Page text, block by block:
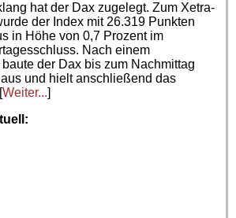
hat der Dax zugelegt. Zum Xetra-
der Index mit 26.319 Punkten
in Höhe von 0,7 Prozent im
Nach einem
der Dax bis zum Nachmittag
und hielt anschließend das
Weiter...]
: